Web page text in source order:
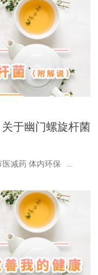
于幽门螺旋杆菌
医减药 体内环保 ...